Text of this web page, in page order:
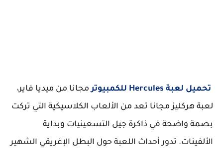
تحميل لعبة Hercules للكمبيوتر
مجانا من ميديا فاير،
لعبة هركليز مجانا تعد من الألعاب الكلاسيكية التي تركت
بصمة واضحة في ذاكرة جيل التسعينيات وبداية
الألفينات. تدور أحداث اللعبة حول البطل الإغريقي الشهير